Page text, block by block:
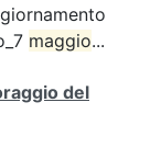
maggio...
del